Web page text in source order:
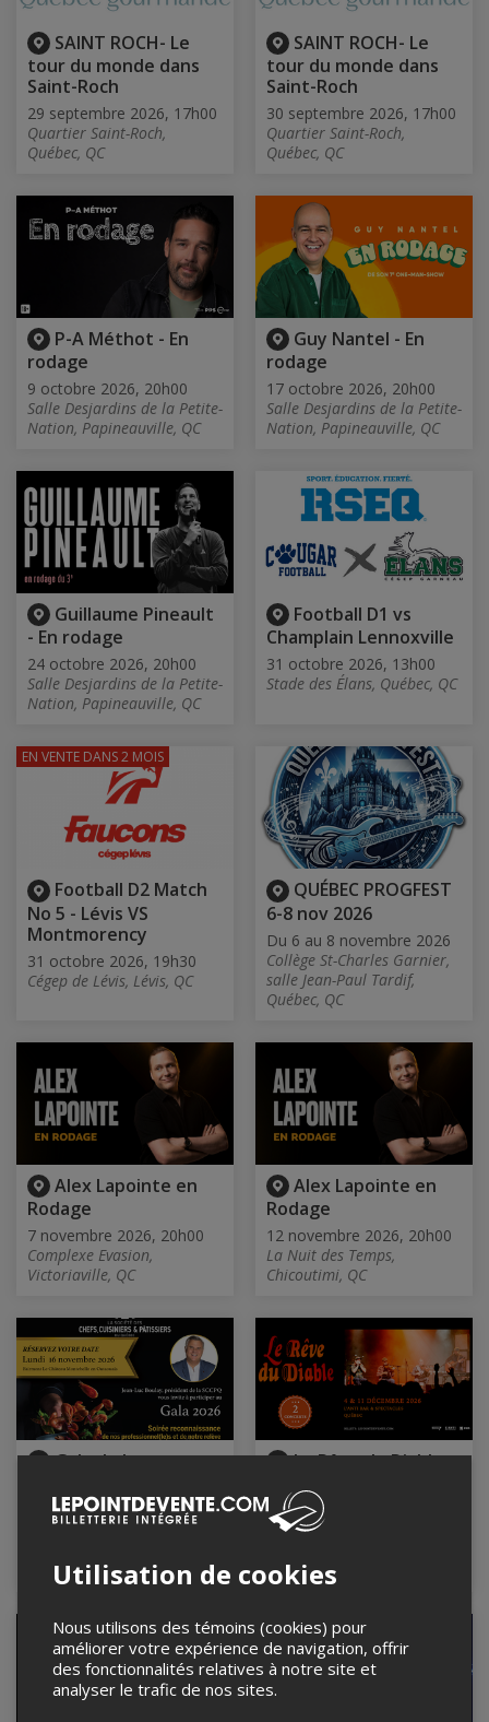
SAINT ROCH- Le
tour du monde dans
Saint-Roch
29 septembre 2026, 17h00
Quartier Saint-Roch,
Québec, QC
SAINT ROCH- Le
tour du monde dans
Saint-Roch
30 septembre 2026, 17h00
Quartier Saint-Roch,
Québec, QC
P-A Méthot - En
rodage
9 octobre 2026, 20h00
Salle Desjardins de la Petite-
Nation, Papineauville, QC
Guy Nantel - En
rodage
17 octobre 2026, 20h00
Salle Desjardins de la Petite-
Nation, Papineauville, QC
Guillaume Pineault
- En rodage
24 octobre 2026, 20h00
Salle Desjardins de la Petite-
Nation, Papineauville, QC
Football D1 vs
Champlain Lennoxville
31 octobre 2026, 13h00
Stade des Élans, Québec, QC
Football D2 Match
No 5 - Lévis VS
Montmorency
31 octobre 2026, 19h30
Cégep de Lévis, Lévis, QC
EN VENTE DANS 2 MOIS
QUÉBEC PROGFEST
6-8 nov 2026
Du 6 au 8 novembre 2026
Collège St-Charles Garnier,
salle Jean-Paul Tardif,
Québec, QC
Alex Lapointe en
Rodage
7 novembre 2026, 20h00
Complexe Evasion,
Victoriaville, QC
Alex Lapointe en
Rodage
12 novembre 2026, 20h00
La Nuit des Temps,
Chicoutimi, QC
Gala de la
2026
16 novembre 2026, 15h30
Montebello, Montebello, QC
Le Rêve du Diable
4 décembre 2026, 20h00
L'Anti Bar & Spectacles,
Québec, QC
Utilisation de cookies
Nous utilisons des témoins (cookies) pour
améliorer votre expérience de navigation, offrir
des fonctionnalités relatives à notre site et
analyser le trafic de nos sites.